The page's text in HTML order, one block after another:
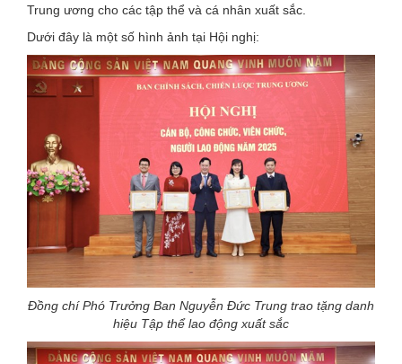
Trung ương cho các tập thể và cá nhân xuất sắc.
Dưới đây là một số hình ảnh tại Hội nghị:
Đồng chí Phó Trưởng Ban Nguyễn Đức Trung trao tặng danh
hiệu Tập thể lao động xuất sắc